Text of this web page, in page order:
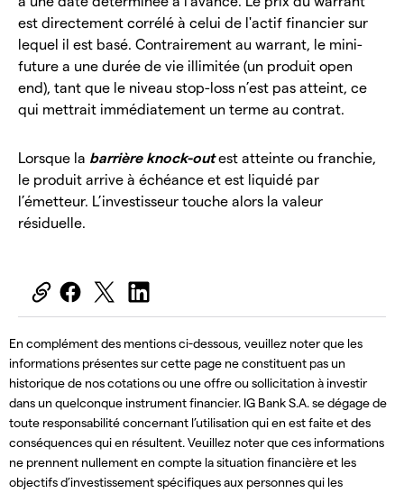
est directement corrélé à celui de l'actif financier sur
lequel il est basé. Contrairement au warrant, le mini-
future a une durée de vie illimitée (un produit open
end), tant que le niveau stop-loss n’est pas atteint, ce
qui mettrait immédiatement un terme au contrat.
Lorsque la barrière knock-outest atteinte ou franchie,
le produit arrive à échéance et est liquidé par
l’émetteur. L’investisseur touche alors la valeur
résiduelle.
En complément des mentions ci-dessous, veuillez noter que les
informations présentes sur cette page ne constituent pas un
historique de nos cotations ou une offre ou sollicitation à investir
dans un quelconque instrument financier. IG Bank S.A. se dégage de
toute responsabilité concernant l’utilisation qui en est faite et des
conséquences qui en résultent. Veuillez noter que ces informations
ne prennent nullement en compte la situation financière et les
objectifs d’investissement spécifiques aux personnes qui les